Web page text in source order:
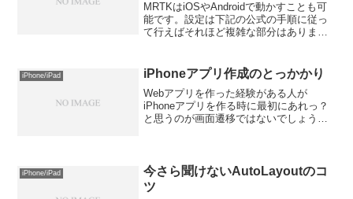
MRTKはiOSやAndroidで動かすことも可
能です。設定は下記の公式の手順に従っ
て行えばそれほど複雑な部分はありませ
MRTK2.7で行いました。インストール...
iPhone/iPad iPhoneアプリ作成のとっかかり
Webアプリを作った経験がある人が
iPhoneアプリを作る時に最初にあれっ？
と思うのが画面遷移ではないでしょう
しかし、iPho...
iPhone/iPad
今さら聞けないAutoLayoutのコ
ツ